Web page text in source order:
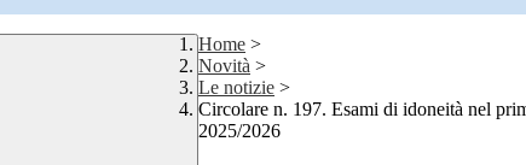
Home >
Novità >
Le notizie >
Circolare n. 197. Esami di idoneità nel
2025/2026